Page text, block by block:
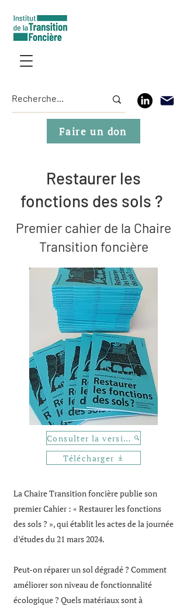
Faire un don
Restaurer les
fonctions des sols ?
Premier cahier de la Chaire
Transition foncière
Consulter la version en ligne
Télécharger
La Chaire Transition foncière publie son
premier Cahier : « Restaurer les fonctions
des sols ? », qui établit les actes de la journée
d’études du 21 mars 2024.
Peut-on réparer un sol dégradé ? Comment
améliorer son niveau de fonctionnalité
écologique ? Quels matériaux sont à